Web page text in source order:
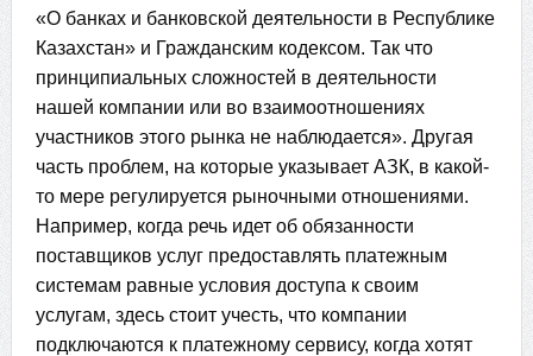
«О банках и банковской деятельности в Республике
Казахстан» и Гражданским кодексом. Так что
принципиальных сложностей в деятельности
нашей компании или во взаимоотношениях
участников этого рынка не наблюдается». Другая
часть проблем, на которые указывает АЗК, в какой-
то мере регулируется рыночными отношениями.
Например, когда речь идет об обязанности
поставщиков услуг предоставлять платежным
системам равные условия доступа к своим
услугам, здесь стоит учесть, что компании
подключаются к платежному сервису, когда хотят